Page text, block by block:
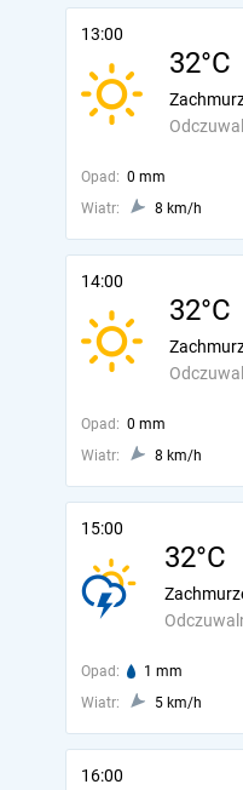
13:00
32°C
Opad: 0 mm
Wiatr:
8 km/h
14:00
32°C
Opad: 0 mm
Wiatr:
8 km/h
15:00
32°C
Opad: 1 mm
Wiatr:
5 km/h
16:00